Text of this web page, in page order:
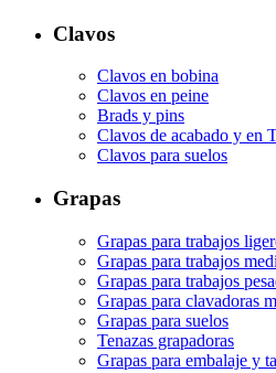
Clavos
Clavos en bobina
Clavos en peine
Brads y pins
Clavos de acabado y en
Clavos para suelos
Grapas
Grapas para trabajos
Grapas para trabajos
Grapas para trabajos
Grapas para clavadoras
Grapas para suelos
Tenazas grapadoras
Grapas para embalaje y